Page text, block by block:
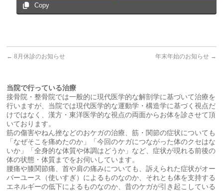
Copy
← 8月休診のお知らせ 年末年始のお知らせ →
当院で行っている治療
接骨院・整骨院では一般的に現代医学的な解剖学に基づいて治療を
行いますが、当院では現代医学的な運動学・構造学に基づく視点だ
けではなく、漢方・東洋医学的な視点の両面からお体を診させて頂
いております。
筋の傷害やねん挫などのおケガの治療、筋・関節の症状についても
「なぜそこを痛めたのか」「今回のケガにつながった体のクセはな
いか」「全身的な体質や体調はどうか」など、症状が現れる前後の
体の状態・体質までをお伺いしています。
腰痛や膝関節痛、首や肩の痛みについても、訴えられた症状がオー
バーユース（使いすぎ）によるものなのか、それとも体を支持する
エネルギーの低下によるものなのか、昔のケガが引き起こしている